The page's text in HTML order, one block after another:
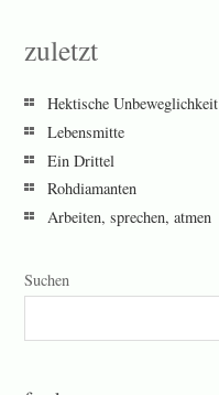
zuletzt
Hektische Unbeweglichkeit
Lebensmitte
Ein Drittel
Rohdiamanten
Arbeiten, sprechen, atmen
Suchen